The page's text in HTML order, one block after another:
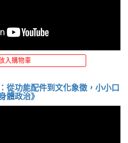
入購物車
從功能配件到文化象徵，小小口
體政治》